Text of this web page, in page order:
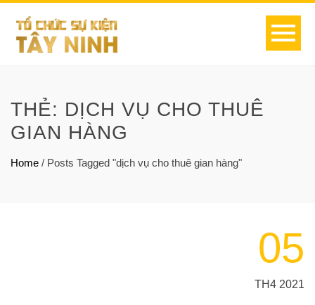
THẺ: DỊCH VỤ CHO THUÊ
GIAN HÀNG
Home / Posts Tagged "dịch vụ cho thuê gian hàng"
05
TH4 2021